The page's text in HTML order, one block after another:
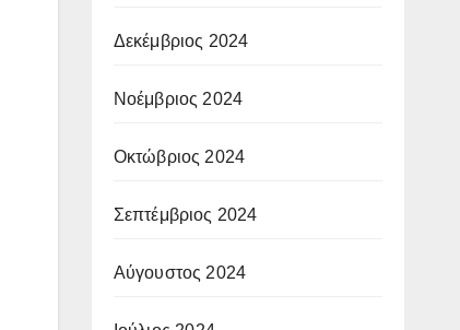
Δεκέμβριος 2024
Νοέμβριος 2024
Οκτώβριος 2024
Σεπτέμβριος 2024
Αύγουστος 2024